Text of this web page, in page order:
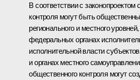
В соответствии с
контроля могут быть
регионального и местного
федеральных органах
исполнительной власти
и органах местного
общественного контроля могут